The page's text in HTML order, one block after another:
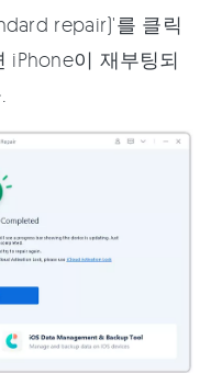
repair)'를 클릭
iPhone이 재부팅되